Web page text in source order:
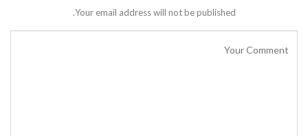
Your email address will not be published.